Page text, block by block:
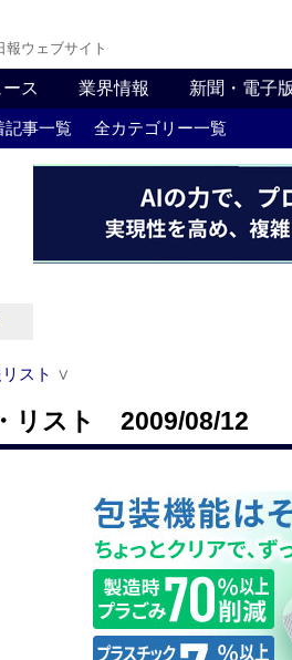
報ウェブサイト
ス 業界情報 新聞・電子版
記事一覧 全カテゴリー一覧
スト ∨
リスト 2009/08/12